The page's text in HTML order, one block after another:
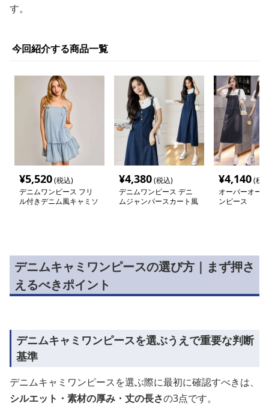
す。
今回紹介する商品一覧
¥5,520(税込)
デニムワンピース フリ
ル付きデニム風キャミソ
¥4,380(税込)
デニムワンピース デニ
ムジャンパースカート風
¥4,140(税
オーバーオー
ンピース
デニムキャミワンピースの選び方｜まず押さ
えるべきポイント
デニムキャミワンピースを選ぶうえで重要な判断
基準
デニムキャミワンピースを選ぶ際に最初に確認すべきは、
シルエット・素材の厚み・丈の長さの3点です。